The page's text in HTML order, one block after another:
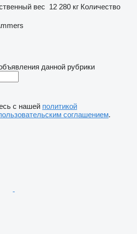
вес 12 280 кг Количество
данной рубрики
с нашей политикой
соглашением.